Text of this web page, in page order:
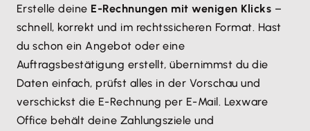
Erstelle deine E-Rechnungen mit wenigen Klicks –
schnell, korrekt und im rechtssicheren Format. Hast
du schon ein Angebot oder eine
Auftragsbestätigung erstellt, übernimmst du die
Daten einfach, prüfst alles in der Vorschau und
verschickst die E-Rechnung per E-Mail. Lexware
Office behält deine Zahlungsziele und